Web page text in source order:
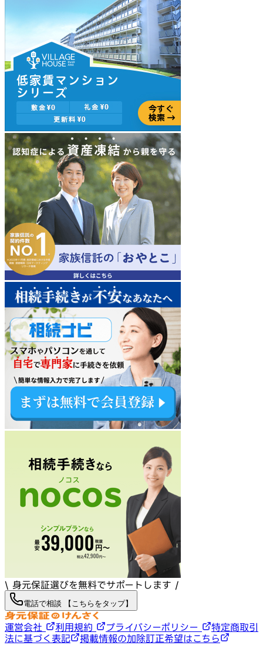
\ 身元保証選びを無料でサポートします /
電話で相談 【こちらをタップ】
運営会社 利用規約 プライバシーポリシー
特定商取引
法に基づく表記
掲載情報の加除訂正希望はこちら